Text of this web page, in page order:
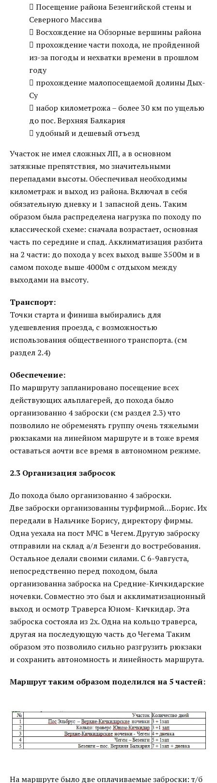
 Посещение района Безенгийской стены и
Северного Массива
 Восхождение на Обзорные вершины района
 прохождение части похода, не пройденной
из-за погоды и нехватки времени в прошлом
году
 прохождение малопосещаемой долины Дых-
Су
 набор километрожа – более 30 км по ущелью
до пос. Верхняя Балкария
 удобный и дешевый отъезд
Участок не имел сложных ЛП, а в основном
затяжные препятствия, мо значительными
перепадами высоты. Обеспечивал необходимы
километраж и выход из района. Включал в себя
обязательную дневку и 1 запасной день. Таким
образом была распределена нагрузка по походу по
классической схеме: сначала возрастает, основная
часть по середине и спад. Акклиматизация разбита
на 2 части: до похода у всех выход выше 3500м и в
самом походе выше 4000м с отдыхом между
выходами на высоту.
Транспорт:
Точки старта и финиша выбирались для
удешевления проезда, с возможностью
использования общественного транспорта. (см
раздел 2.4)
Обеспечение:
По маршруту запланировано посещение всех
действующих альплагерей, до похода было
организованно 4 заброски (см раздел 2.3) что
позволило не обременять группу очень тяжелыми
рюкзаками на линейном маршруте и в тоже время
оставаться аочти все время в автономном режиме.
2.3 Организация забросок
До похода было организованно 4 заброски.
Две заброски организованны турфирмой…Борис. Их
передали в Нальчике Борису, директору фирмы.
Одна уехала на пост МЧС в Чегем. Другую заброску
отправили на склад а/л Безенги до востребования.
Остальное делали своими силами. С 6-9августа,
непосредственно перед походом, была
организованна заброска на Средние-Кичкидарские
ночевки. Совместно это был и акклиматизационный
выход и осмотр Траверса Юном- Кичкидар. Эта
заброска состояла из 2х. Одна на кольцо траверса,
другая на последующую часть до Чегема Таким
образом это позволило сильно разгрузить рюкзаки
и сохранить автономность и линейность маршрута.
Маршрут таким образом поделился на 5 частей:
На маршруте было две оплачиваемые заброски: т/б